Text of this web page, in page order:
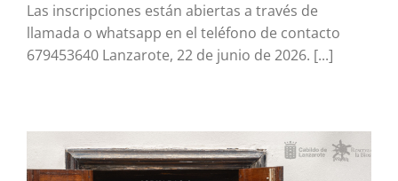
Las inscripciones están abiertas a través de
llamada o whatsapp en el teléfono de contacto
679453640 Lanzarote, 22 de junio de 2026. [...]